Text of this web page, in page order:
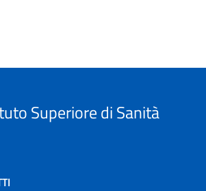
Superiore di Sanità